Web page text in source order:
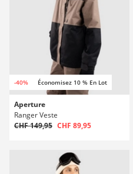
-40% Économisez 10 % En Lot
Aperture
Ranger Veste
CHF 149,95 CHF 89,95